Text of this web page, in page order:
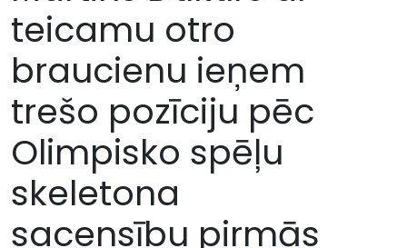
teicamu otro
braucienu ieņem
trešo pozīciju pēc
Olimpisko spēļu
skeletona
sacensību pirmās